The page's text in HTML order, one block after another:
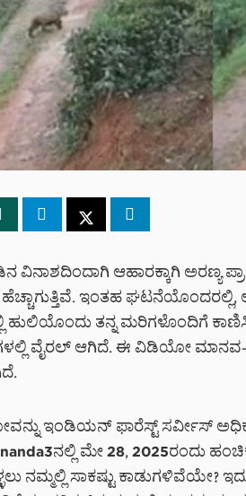
ವಿನಾಶದಿಂದಾಗಿ ಆಹಾರಕ್ಕಾಗಿ ಅರಣ್ಯ
ಇಂತಹ
ಹುಲಿಯೊಂದು ತನ್ನ ಮರಿಗಳೊಂದಿಗೆ
ವೈರಲ್ ಆಗಿದೆ. ಈ ವಿಡಿಯೋ ಮಾನವ-
ಇಂಡಿಯನ್ ಫಾರೆಸ್ಟ್ ಸರ್ವೀಸ್
ಮೇ 28, 2025ರಂದು
ನಮ್ಮಲ್ಲಿ ಸಾಕಷ್ಟು ಕಾಡುಗಳಿವೆಯೇ?